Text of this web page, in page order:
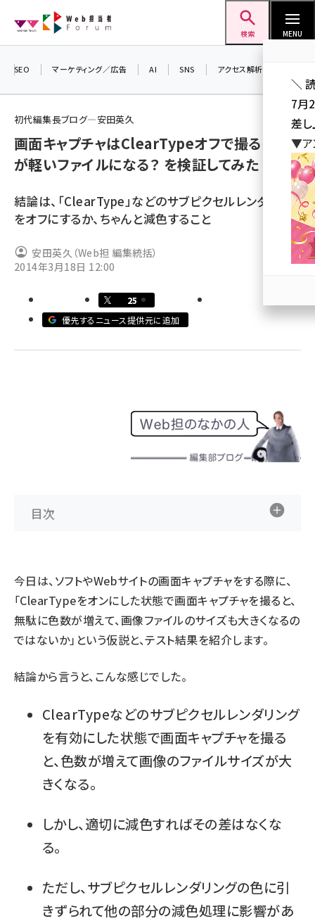
ン
検索 MENU
seo (3519)
youtube (2425)
セミナー (2301)
meo (1274)
SEO マーケティング／広告 AI SNS アクセス解析／データ分析
初代編集長ブログ―安田英久
画面キャプチャはClearTypeオフで撮るほう
が軽いファイルになる？ を検証してみた
結論は、「ClearType」などのサブピクセルレンダリング
をオフにするか、ちゃんと減色すること
安田英久（Web担 編集統括）
2014年3月18日 12:00
25
優先するニュース提供元に追加
目次
今日は、ソフトやWebサイトの画面キャプチャをする際に、
「ClearTypeをオンにした状態で画面キャプチャを撮ると、
無駄に色数が増えて、画像ファイルのサイズも大きくなるの
ではないか」という仮説と、テスト結果を紹介します。
結論から言うと、こんな感じでした。
ClearTypeなどのサブピクセルレンダリング
を有効にした状態で画面キャプチャを撮る
と、色数が増えて画像のファイルサイズが大
きくなる。
しかし、適切に減色すればその差はなくな
る。
ただし、サブピクセルレンダリングの色に引
きずられて他の部分の減色処理に影響があ
＼
7月
差し
▼ア